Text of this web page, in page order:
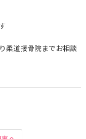
柔道接骨院までお相談